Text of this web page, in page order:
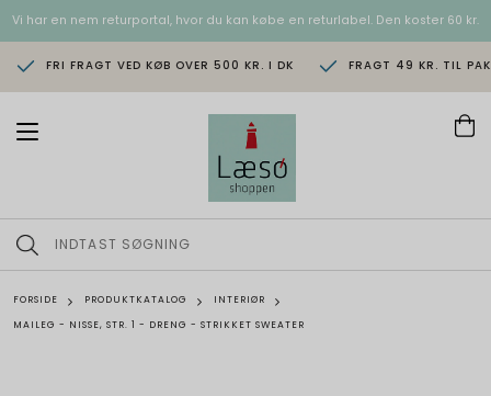
Vi har en nem returportal, hvor du kan købe en returlabel. Den koster 60 kr.
FRI FRAGT VED KØB OVER 500 KR. I DK FRAGT 49 KR. TIL
T
n
a
i
g
FORSIDE PRODUKTKATALOG
INTERIØR
MAILEG - NISSE, STR. 1 - DRENG - STRIKKET SWEATER